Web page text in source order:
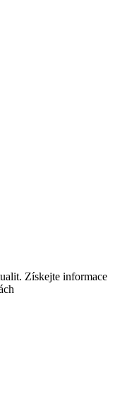
Získejte informace